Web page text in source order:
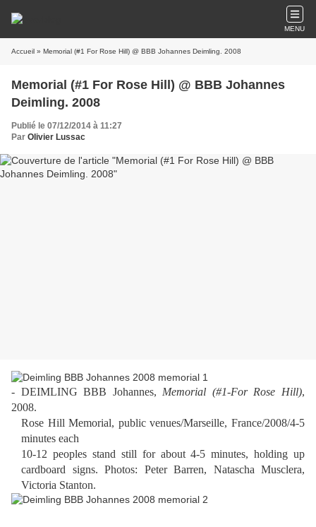
MENU
Accueil » Memorial (#1 For Rose Hill) @ BBB Johannes Deimling. 2008
Memorial (#1 For Rose Hill) @ BBB Johannes
Deimling. 2008
Publié le 07/12/2014 à 11:27
Par Olivier Lussac
- DEIMLING BBB Johannes, Memorial (#1-For Rose Hill),
2008.
Rose Hill Memorial, public venues/Marseille, France/2008/4-5
minutes each
10-12 peoples stand still for about 4-5 minutes, holding up
cardboard signs. Photos: Peter Barren, Natascha Musclera,
Victoria Stanton.